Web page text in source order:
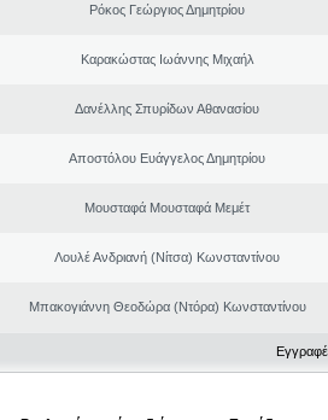
Ρόκος Γεώργιος Δημητρίου
Καρακώστας Ιωάννης Μιχαήλ
Δανέλλης Σπυρίδων Αθανασίου
Αποστόλου Ευάγγελος Δημητρίου
Μουσταφά Μουσταφά Μεμέτ
Λουλέ Ανδριανή (Νίτσα) Κωνσταντίνου
Μπακογιάννη Θεοδώρα (Ντόρα) Κωνσταντίνου